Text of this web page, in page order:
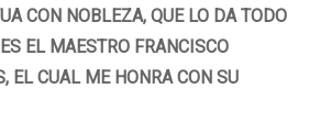
CON NOBLEZA, QUE LO DA TODO
EL MAESTRO FRANCISCO
EL CUAL ME HONRA CON SU